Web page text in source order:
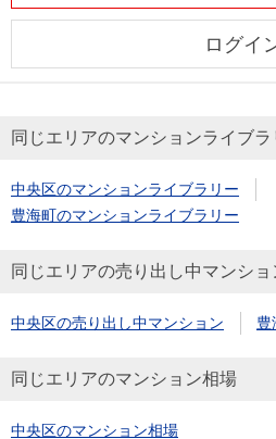
ログイ
同じエリアのマンションライブラ
中央区のマンションライブラリー
豊海町のマンションライブラリー
同じエリアの売り出し中マンショ
中央区の売り出し中マンション 豊
同じエリアのマンション相場
中央区のマンション相場